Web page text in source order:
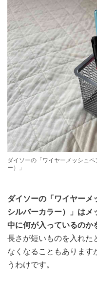
ダイソーの「ワイヤーメッシュ
ー）」
ダイソーの「ワイヤーメ
シルバーカラー）」はメ
中に何が入っているのか
長さが短いものを入れた
なくなることもあります
うわけです。